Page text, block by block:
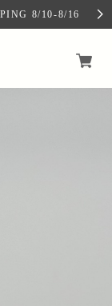
8/10-8/16